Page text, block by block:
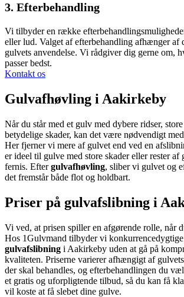
3. Efterbehandling
Vi tilbyder en række
eller lud. Valget af efterbehandling afhænger af
gulvets anvendelse. Vi rådgiver dig gerne om,
passer bedst.
Kontakt os
Gulvafhøvling i Aakirkeby
Når du står med et gulv med dybere ridser,
betydelige skader, kan det være nødvendigt
Her fjerner vi mere af gulvet end ved en
er ideel til gulve med store skader eller rester af
fernis. Eftergulvafhøvling, sliber vi gulvet og
det fremstår både flot og holdbart.
Priser på gulvafslibning i
Vi ved, at prisen spiller en afgørende rolle, når
Hos 1Gulvmand tilbyder vi konkurrencedygtige
gulvafslibning i Aakirkeby uden at gå på
kvaliteten. Priserne varierer afhængigt af
der skal behandles, og efterbehandlingen du
et gratis og uforpligtende tilbud, så du kan få
vil koste at få slebet dine gulve.